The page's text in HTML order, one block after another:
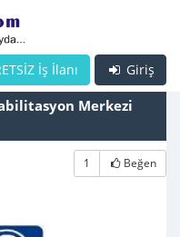
Giriş
İş İlanı
Merkezi
1 Beğen